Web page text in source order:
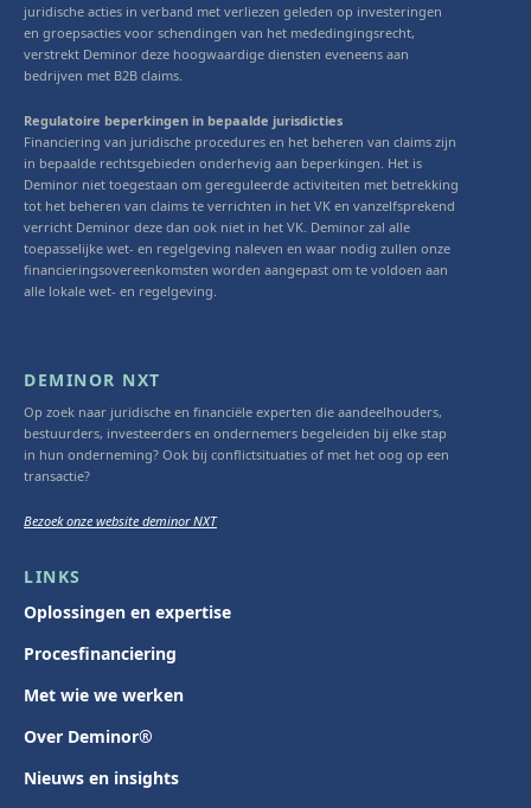
juridische acties in verband met verliezen geleden op investeringen
en groepsacties voor schendingen van het mededingingsrecht,
verstrekt Deminor deze hoogwaardige diensten eveneens aan
bedrijven met B2B claims.
Regulatoire beperkingen in bepaalde jurisdicties
Financiering van juridische procedures en het beheren van claims zijn
in bepaalde rechtsgebieden onderhevig aan beperkingen. Het is
Deminor niet toegestaan om gereguleerde activiteiten met betrekking
tot het beheren van claims te verrichten in het VK en vanzelfsprekend
verricht Deminor deze dan ook niet in het VK. Deminor zal alle
toepasselijke wet- en regelgeving naleven en waar nodig zullen onze
financieringsovereenkomsten worden aangepast om te voldoen aan
alle lokale wet- en regelgeving.
DEMINOR NXT
Op zoek naar juridische en financiële experten die aandeelhouders,
bestuurders, investeerders en ondernemers begeleiden bij elke stap
in hun onderneming? Ook bij conflictsituaties of met het oog op een
transactie?
Bezoek onze website deminor NXT
LINKS
Oplossingen en expertise
Procesfinanciering
Met wie we werken
Over Deminor®
Nieuws en insights